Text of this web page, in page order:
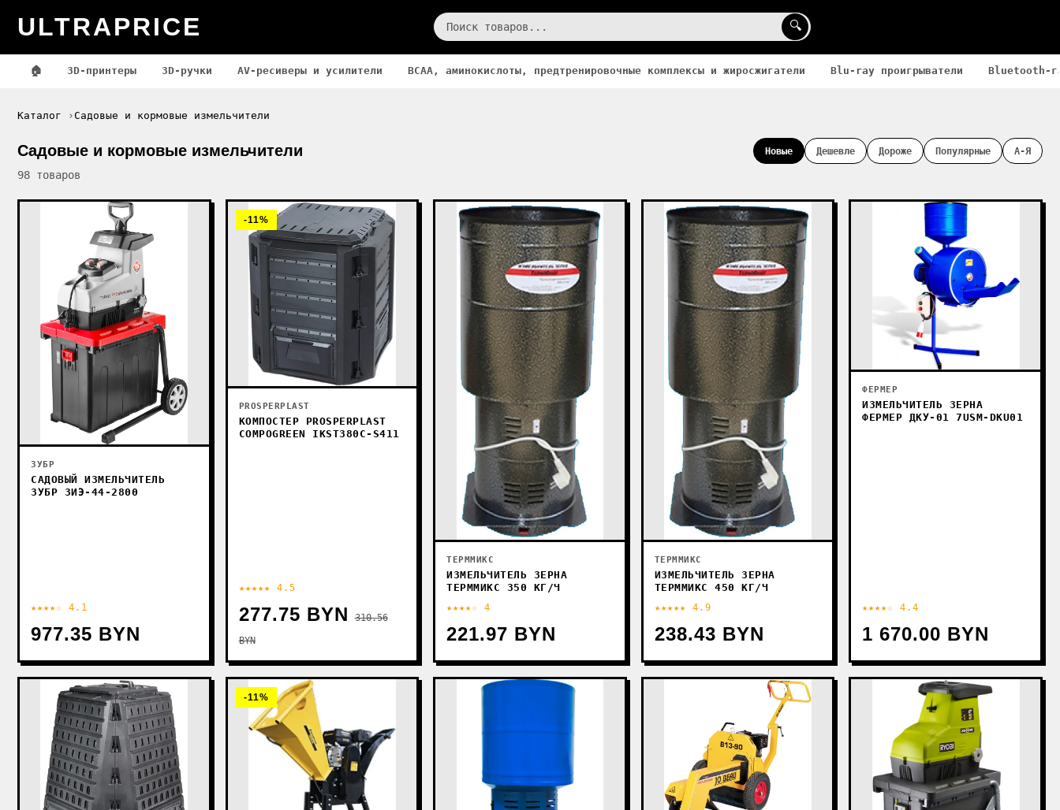
ULTRAPRICE 🔍
🏠 3D-принтеры 3D-ручки AV-ресиверы и усилители BCAA, аминокислоты, предтренировочные комплексы и жиросжигатели Blu-ray проигрыватели Bluetooth-
Каталог Садовые и кормовые измельчители
Садовые и кормовые измельчители
98 товаров
Новые Дешевле Дороже Популярные А-Я
ЗУБР
САДОВЫЙ ИЗМЕЛЬЧИТЕЛЬ
ЗУБР ЗИЭ-44-2800
★★★★☆ 4.1
977.35 BYN
-11%
PROSPERPLAST
КОМПОСТЕР PROSPERPLAST
COMPOGREEN IKST380C-S411
★★★★★ 4.5
277.75 BYN
310.56
BYN
ТЕРММИКС
ИЗМЕЛЬЧИТЕЛЬ ЗЕРНА
ТЕРММИКС 350 КГ/Ч
★★★★☆ 4
221.97 BYN
ТЕРММИКС
ИЗМЕЛЬЧИТЕЛЬ ЗЕРНА
ТЕРММИКС 450 КГ/Ч
★★★★★ 4.9
238.43 BYN
ФЕРМЕР
ИЗМЕЛЬЧИТЕЛЬ ЗЕРНА
ФЕРМЕР ДКУ-01 7USM-DKU01
★★★★☆ 4.4
1 670.00 BYN
-11%